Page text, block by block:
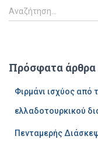
άρθρων
Α
ν
τ
Αναζήτηση…
Πρόσφατα άρθρα
Φιρμάνι ισχύος από
ελλαδοτουρκικού
Πενταμερής